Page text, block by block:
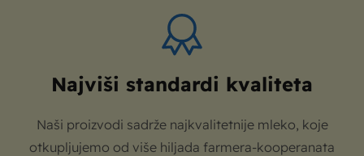
Najviši standardi kvaliteta
Naši proizvodi sadrže najkvalitetnije mleko, koje
otkupljujemo od više hiljada farmera-kooperanata